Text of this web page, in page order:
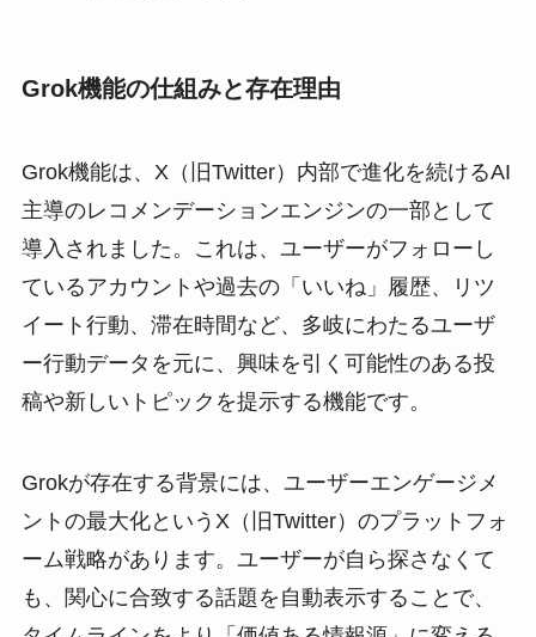
Grok機能の仕組みと存在理由
Grok機能は、X（旧Twitter）内部で進化を続けるAI
主導のレコメンデーションエンジンの一部として
導入されました。これは、ユーザーがフォローし
ているアカウントや過去の「いいね」履歴、リツ
イート行動、滞在時間など、多岐にわたるユーザ
ー行動データを元に、興味を引く可能性のある投
稿や新しいトピックを提示する機能です。
Grokが存在する背景には、ユーザーエンゲージメ
ントの最大化というX（旧Twitter）のプラットフォ
ーム戦略があります。ユーザーが自ら探さなくて
も、関心に合致する話題を自動表示することで、